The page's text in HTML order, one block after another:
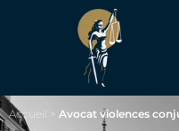
Accueil > Avocat violences